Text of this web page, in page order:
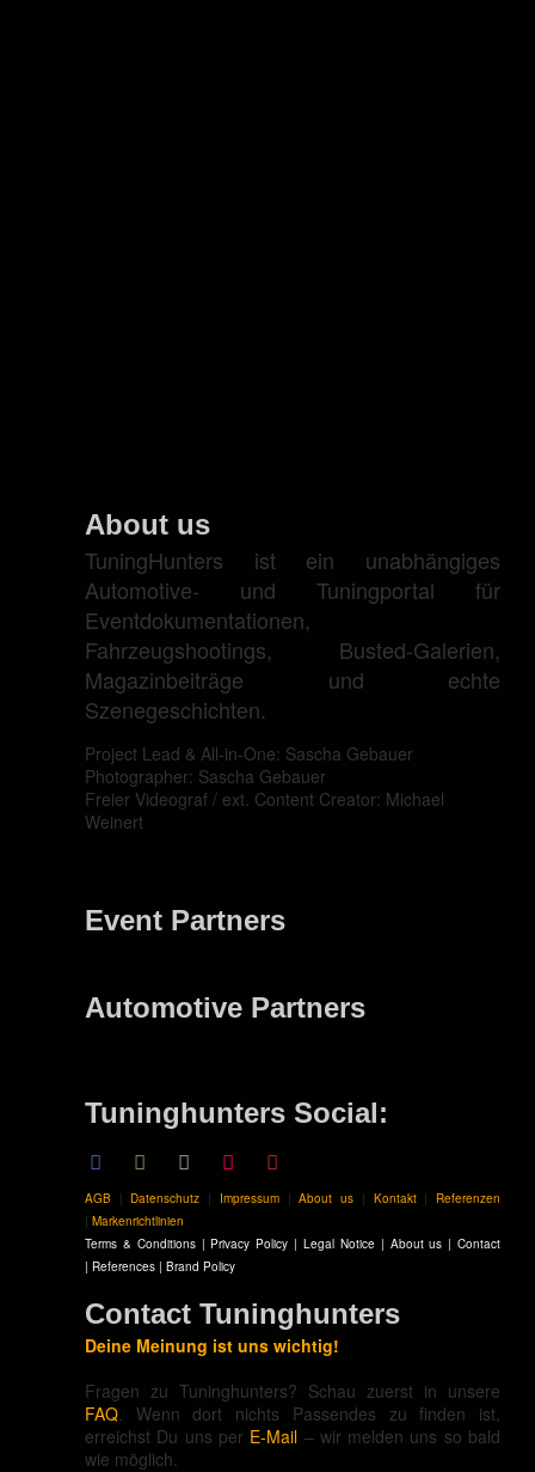
About us
TuningHunters ist ein unabhängiges
Automotive- und Tuningportal für
Eventdokumentationen,
Fahrzeugshootings, Busted-Galerien,
Magazinbeiträge und echte
Szenegeschichten.
Project Lead & All-in-One: Sascha Gebauer
Photographer: Sascha Gebauer
Freier Videograf / ext. Content Creator: Michael
Weinert
Event Partners
Automotive Partners
Tuninghunters Social:
AGB |Datenschutz | Impressum|About us | Kontakt| Referenzen
| Markenrichtlinien
Terms & Conditions| Privacy Policy | Legal Notice| About us |Contact
| References | Brand Policy
Contact Tuninghunters
Deine Meinung ist uns wichtig!
Fragen zu Tuninghunters? Schau zuerst in unsere
FAQ . Wenn dort nichts Passendes zu finden ist,
erreichst Du uns per E-Mail – wir melden uns so bald
wie möglich.